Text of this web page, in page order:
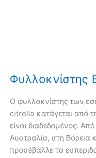
Φυλλοκνίστης
O φυλλοκνίστης των
citrella κατάγεται από
είναι διαδεδομένος.
Αυστραλία, στη Βόρεια
προσέβαλλε τα